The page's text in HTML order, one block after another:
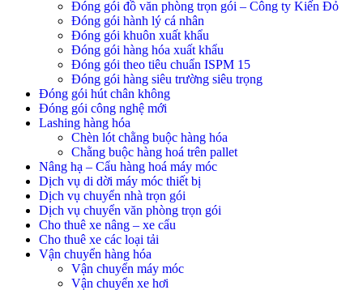
Đóng gói đồ văn phòng trọn gói – Công ty Kiến Đỏ
Đóng gói hành lý cá nhân
Đóng gói khuôn xuất khẩu
Đóng gói hàng hóa xuất khẩu
Đóng gói theo tiêu chuẩn ISPM 15
Đóng gói hàng siêu trường siêu trọng
Đóng gói hút chân không
Đóng gói công nghệ mới
Lashing hàng hóa
Chèn lót chằng buộc hàng hóa
Chằng buộc hàng hoá trên pallet
Nâng hạ – Cẩu hàng hoá máy móc
Dịch vụ di dời máy móc thiết bị
Dịch vụ chuyển nhà trọn gói
Dịch vụ chuyển văn phòng trọn gói
Cho thuê xe nâng – xe cẩu
Cho thuê xe các loại tải
Vận chuyển hàng hóa
Vận chuyển máy móc
Vận chuyển xe hơi